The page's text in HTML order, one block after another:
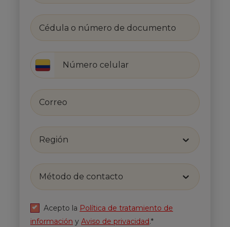
Región
Método de contacto
Acepto la Política de tratamiento de
información y Aviso de privacidad.*